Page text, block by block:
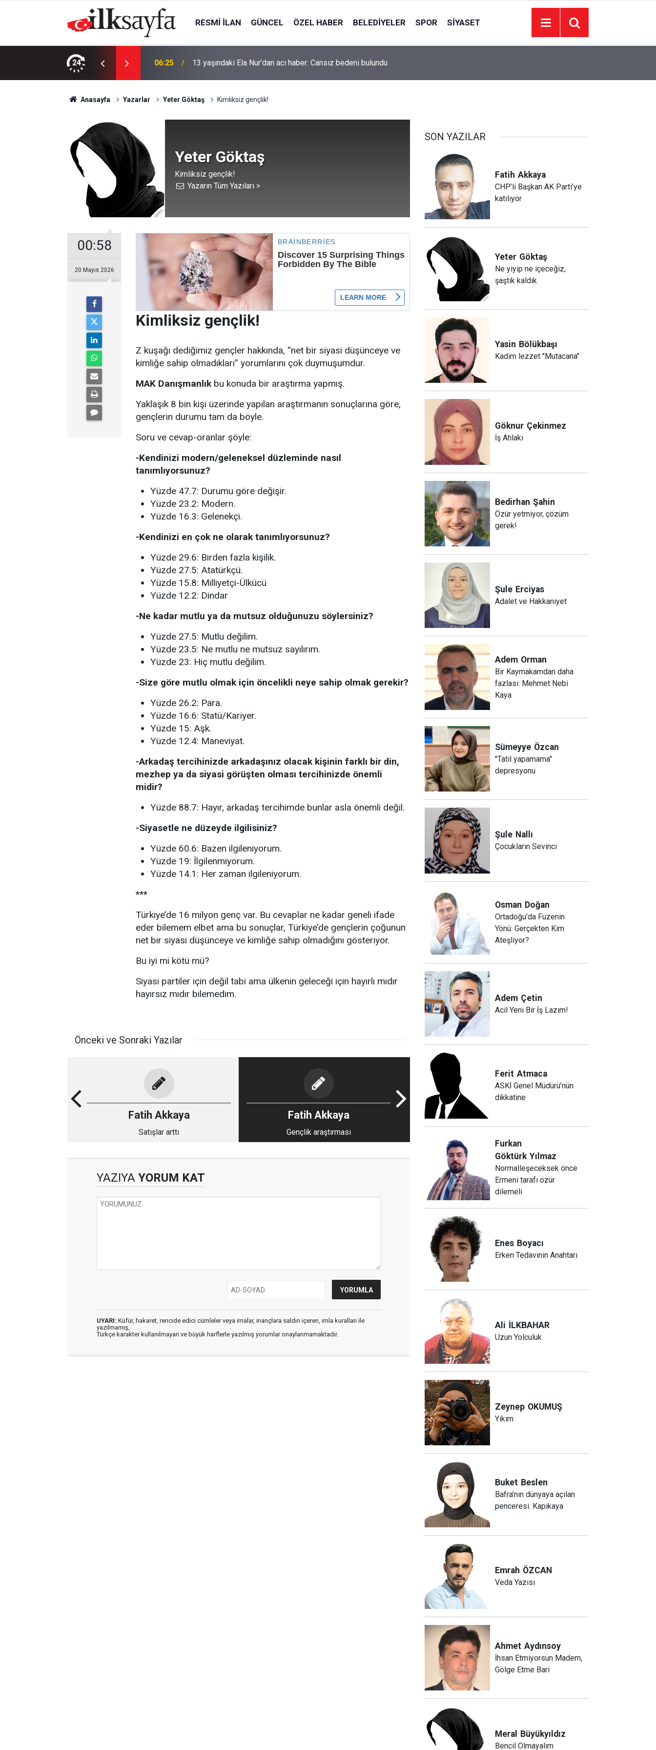
RESMI İLAN GÜNCEL ÖZEL HABER BELEDIYELER SPOR SIYASET
24 06:25 13 yaşındaki Ela Nur’dan acı haber: Cansız bedeni bulundu
Anasayfa Yazarlar Yeter Göktaş Kimliksiz gençlik!
Yeter Göktaş
Kimliksiz gençlik!
Yazarın Tüm Yazıları >
00:58
20 Mayıs 2026
Kimliksiz gençlik!
Z kuşağı dediğimiz gençler hakkında, “net bir siyasi düşünceye ve
kimliğe sahip olmadıkları” yorumlarını çok duymuşumdur.
MAK Danışmanlıkbu konuda bir araştırma yapmış.
Yaklaşık 8 bin kişi üzerinde yapılan araştırmanın sonuçlarına göre,
gençlerin durumu tam da böyle.
Soru ve cevap-oranlar şöyle:
-Kendinizi modern/geleneksel düzleminde nasıl
tanımlıyorsunuz?
Yüzde 47.7: Durumu göre değişir.
Yüzde 23.2: Modern.
Yüzde 16.3: Gelenekçi.
-Kendinizi en çok ne olarak tanımlıyorsunuz?
Yüzde 29.6: Birden fazla kişilik.
Yüzde 27.5: Atatürkçü.
Yüzde 15.8: Milliyetçi-Ülkücü
Yüzde 12.2: Dindar
-Ne kadar mutlu ya da mutsuz olduğunuzu söylersiniz?
Yüzde 27.5: Mutlu değilim.
Yüzde 23.5: Ne mutlu ne mutsuz sayılırım.
Yüzde 23: Hiç mutlu değilim.
-Size göre mutlu olmak için öncelikli neye sahip olmak gerekir?
Yüzde 26.2: Para.
Yüzde 16.6: Statü/Kariyer.
Yüzde 15: Aşk.
Yüzde 12.4: Maneviyat.
-Arkadaş tercihinizde arkadaşınız olacak kişinin farklı bir din,
mezhep ya da siyasi görüşten olması tercihinizde önemli
midir?
Yüzde 88.7: Hayır, arkadaş tercihimde bunlar asla önemli değil.
-Siyasetle ne düzeyde ilgilisiniz?
Yüzde 60.6: Bazen ilgileniyorum.
Yüzde 19: İlgilenmiyorum.
Yüzde 14.1: Her zaman ilgileniyorum.
***
Türkiye’de 16 milyon genç var. Bu cevaplar ne kadar geneli ifade
eder bilemem elbet ama bu sonuçlar, Türkiye’de gençlerin çoğunun
net bir siyasi düşünceye ve kimliğe sahip olmadığını gösteriyor.
Bu iyi mi kötü mü?
Siyasi partiler için değil tabi ama ülkenin geleceği için hayırlı mıdır
hayırsız mıdır bilemedim.
Önceki ve Sonraki Yazılar
Fatih Akkaya
Satışlar arttı
Fatih Akkaya
Gençlik araştırması
YAZIYA YORUM KAT
UYARI: Küfür, hakaret, rencide edici cümleler veya imalar, inançlara saldırı içeren, imla kuralları ile
yazılmamış,
Türkçe karakter kullanılmayan ve büyük harflerle yazılmış yorumlar onaylanmamaktadır.
SON YAZILAR
Fatih Akkaya
CHP’li Başkan AK Parti’ye
katılıyor
Yeter Göktaş
Ne yiyip ne içeceğiz,
şaştık kaldık
Yasin Bölükbaşı
Kadim lezzet "Mutacana"
Göknur Çekinmez
İş Ahlakı
Bedirhan Şahin
Özür yetmiyor, çözüm
gerek!
Şule Erciyas
Adalet ve Hakkaniyet
Adem Orman
Bir Kaymakamdan daha
fazlası: Mehmet Nebi
Kaya
Sümeyye Özcan
"Tatil yapamama"
depresyonu
Şule Nallı
Çocukların Sevinci
Osman Doğan
Ortadoğu’da Füzenin
Yönü: Gerçekten Kim
Ateşliyor?
Adem Çetin
Acil Yeni Bir İş Lazım!
Ferit Atmaca
ASKİ Genel Müdürü’nün
dikkatine
Furkan
Göktürk Yılmaz
Normalleşeceksek önce
Ermeni tarafı özür
dilemeli
Enes Boyacı
Erken Tedavinin Anahtarı
Ali İLKBAHAR
Uzun Yolculuk
Zeynep OKUMUŞ
Yıkım
Buket Beslen
Bafra’nın dünyaya açılan
penceresi: Kapıkaya
Emrah ÖZCAN
Veda Yazısı
Ahmet Aydınsoy
İhsan Etmiyorsun Madem,
Gölge Etme Bari
Meral Büyükyıldız
Bencil Olmayalım